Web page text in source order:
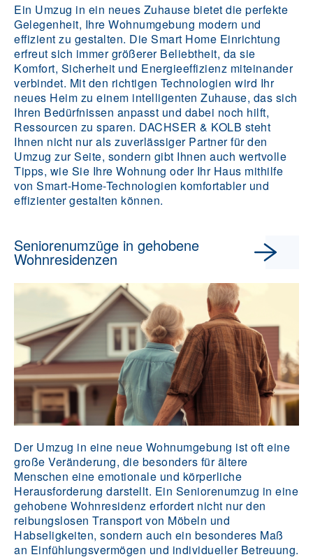
Ein Umzug in ein neues Zuhause bietet die perfekte
Gelegenheit, Ihre Wohnumgebung modern und
effizient zu gestalten. Die Smart Home Einrichtung
erfreut sich immer größerer Beliebtheit, da sie
Komfort, Sicherheit und Energieeffizienz miteinander
verbindet. Mit den richtigen Technologien wird Ihr
neues Heim zu einem intelligenten Zuhause, das sich
Ihren Bedürfnissen anpasst und dabei noch hilft,
Ressourcen zu sparen. DACHSER & KOLB steht
Ihnen nicht nur als zuverlässiger Partner für den
Umzug zur Seite, sondern gibt Ihnen auch wertvolle
Tipps, wie Sie Ihre Wohnung oder Ihr Haus mithilfe
von Smart-Home-Technologien komfortabler und
effizienter gestalten können.
Seniorenumzüge in gehobene
Wohnresidenzen
Der Umzug in eine neue Wohnumgebung ist oft eine
große Veränderung, die besonders für ältere
Menschen eine emotionale und körperliche
Herausforderung darstellt. Ein Seniorenumzug in eine
gehobene Wohnresidenz erfordert nicht nur den
reibungslosen Transport von Möbeln und
Habseligkeiten, sondern auch ein besonderes Maß
an Einfühlungsvermögen und individueller Betreuung.